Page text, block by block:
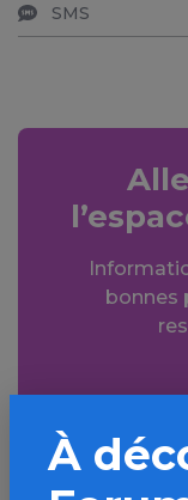
SMS
bonnes
À